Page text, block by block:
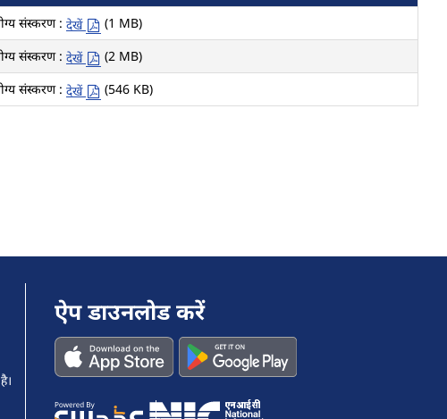
संस्करण : देखें
(1 MB)
संस्करण : देखें
(2 MB)
संस्करण : देखें (546 KB)
ऐप डाउनलोड करें